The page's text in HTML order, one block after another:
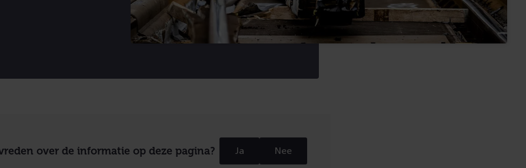
over de informatie op deze pagina? Ja Nee